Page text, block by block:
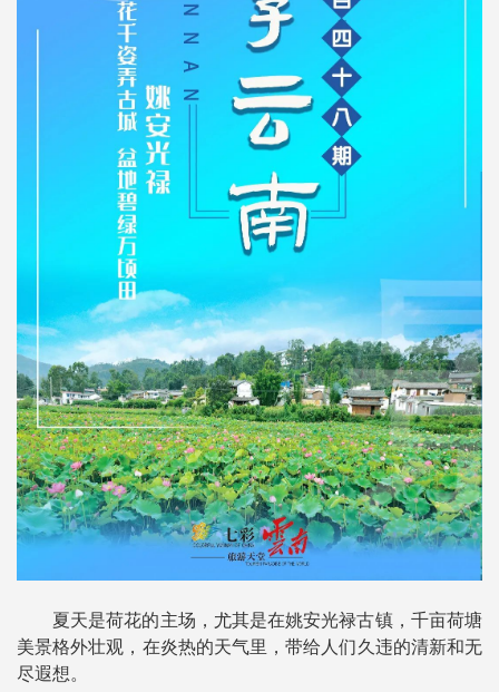
夏天是荷花的主场，尤其是在姚安光禄古镇，千亩荷塘
美景格外壮观，在炎热的天气里，带给人们久违的清新和无
尽遐想。